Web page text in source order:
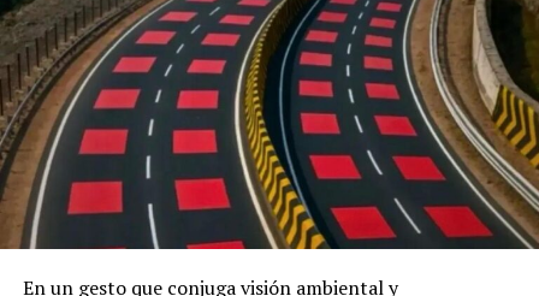
En un gesto que conjuga visión ambiental y